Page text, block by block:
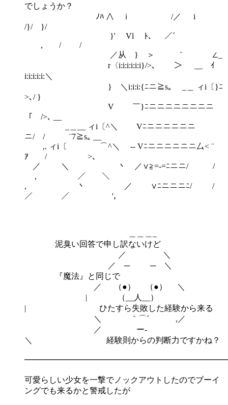
でしょうか？
ﾉﾊ ∧ ｉ ゝ /／ i
/}/ }/
}' Vl ﾄ､ ／´
, / /
／从 } ＞ ｀ ∠_
r〈i:i:i:i:i:i}/>､ ＞ __ ｲ
i:i:i:i:i:＼
} ＼i:i:i:{ﾆニ≧s｡ _＿ ィi〔}ﾆ
>､/ }
V ￣}ﾆニニニニニニニニ
「 />､ __
_＿__ ィi〔^＼ Vﾆニニニニニニ
ニ/ / ¨7≧s｡ __
,. ィi〔 ⌒^＼ ‐‐ Vﾆニニニニニニ厶< ¨
ｱ / >､
／ ＼ 丶 ／∨≧=-=ﾆニニ/ /
, ／ ＼
, 丶 ／ ∨ﾆニニニﾆ/ /
／ ／ '，
泥臭い回答で申し訳ないけど
／ ＼
／ ─ ─ ＼
『魔法』と同じで
／ （●） （●） ＼
| （__人__）
| ひたすら失敗した経験から来る
＼ ｀⌒´ ,／
／ ー‐
＼ 経験則からの判断力ですかね？
可愛らしい少女を一撃でノックアウトしたのでブーイ
ングでも来るかと警戒したが